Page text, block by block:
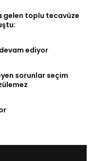
gelen toplu tecavüze
ediyor
sorunlar seçim